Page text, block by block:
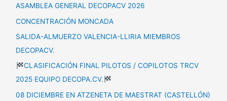
ASAMBLEA GENERAL DECOPACV 2026
CONCENTRACIÓN MONCADA
SALIDA-ALMUERZO VALENCIA-LLIRIA MIEMBROS
DECOPACV.
CLASIFICACIÓN FINAL PILOTOS / COPILOTOS TRCV
2025 EQUIPO DECOPA.CV.
08 DICIEMBRE EN ATZENETA DE MAESTRAT (CASTELLÓN)